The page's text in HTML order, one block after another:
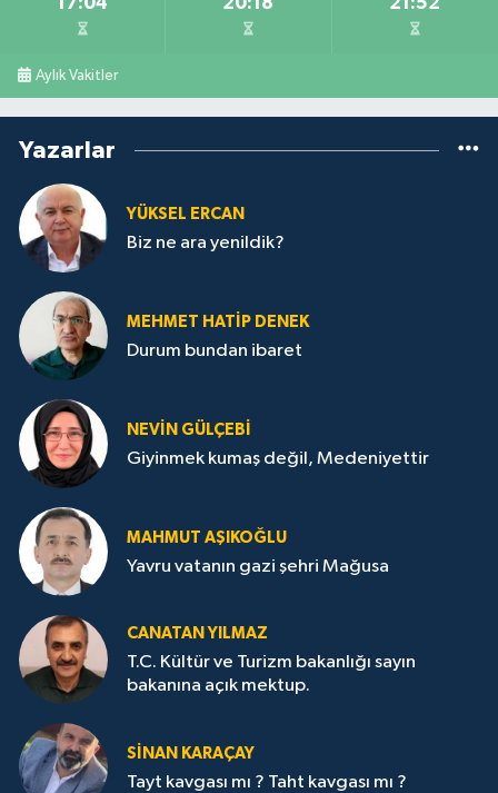
Aylık Vakitler
Yazarlar
YÜKSEL ERCAN
Biz ne ara yenildik?
MEHMET HATİP DENEK
Durum bundan ibaret
NEVİN GÜLÇEBİ
Giyinmek kumaş değil, Medeniyettir
MAHMUT AŞIKOĞLU
Yavru vatanın gazi şehri Mağusa
CANATAN YILMAZ
T.C. Kültür ve Turizm bakanlığı sayın
bakanına açık mektup.
SİNAN KARAÇAY
Tayt kavgası mı ? Taht kavgası mı ?